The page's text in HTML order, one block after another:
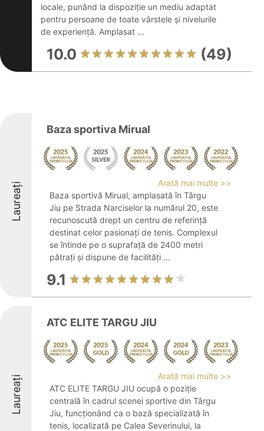
locale, punând la dispoziție un mediu adaptat
pentru persoane de toate vârstele și nivelurile
de experiență. Amplasat ...
10.0 (49)
Laureați
Baza sportiva Mirual
Arată mai multe >>
Baza sportivă Mirual, amplasată în Târgu
Jiu pe Strada Narciselor la numărul 20, este
recunoscută drept un centru de referință
destinat celor pasionați de tenis. Complexul
se întinde pe o suprafață de 2400 metri
pătrați și dispune de facilități ...
9.1
Laureați
ATC ELITE TARGU JIU
Arată mai multe >>
ATC ELITE TARGU JIU ocupă o poziție
centrală în cadrul scenei sportive din Târgu
Jiu, funcționând ca o bază specializată în
tenis, localizată pe Calea Severinului, la